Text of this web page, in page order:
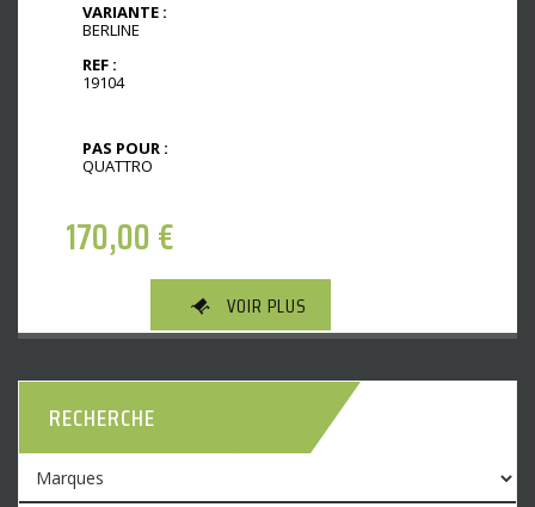
VARIANTE :
BERLINE
REF :
19104
PAS POUR :
QUATTRO
170,00€
VOIR PLUS
RECHERCHE